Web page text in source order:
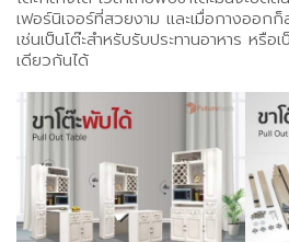
เฟอร์นิเจอร์ที่สวยงาม และเมื่อกางออกก็
เช่นเป็นโต๊ะสำหรับรับประทานอาหาร หรือ
เดียวกันได้